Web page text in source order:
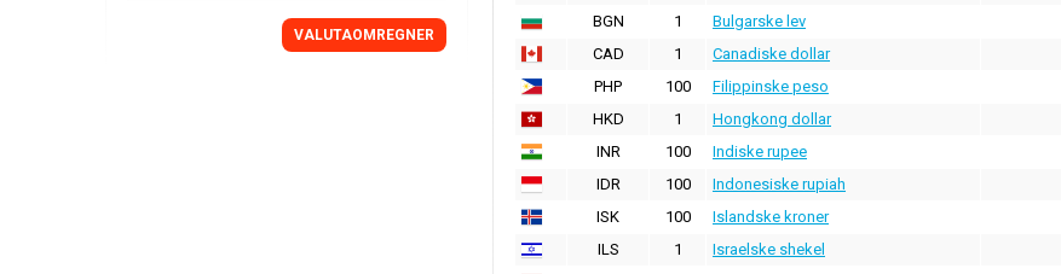
BGN
1 Bulgarske lev
CAD
1 Canadiske dollar
PHP
100 Filippinske peso
HKD
1 Hongkong dollar
INR
100 Indiske rupee
IDR
100 Indonesiske rupiah
ISK
100 Islandske kroner
ILS
1 Israelske shekel
VALUTAOMREGNER